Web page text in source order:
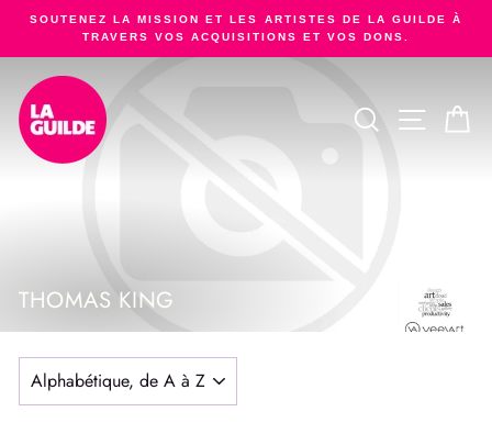
Passer
contenu
SOUTENEZ LA MISSION ET LES ARTISTES DE LA GUILDE À
TRAVERS VOS ACQUISITIONS ET VOS DONS.
RECHERCHER
THOMAS KING